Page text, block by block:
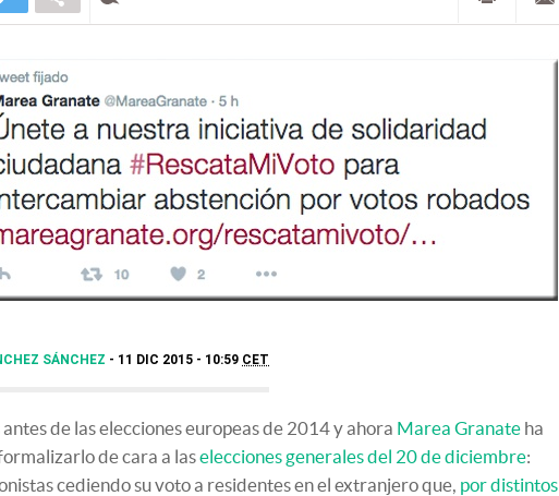
SÁNCHEZ 11 DIC 2015 - 10:59 CET
antes de las elecciones europeas de 2014 y ahora Marea Granate ha
de cara a laselecciones generales del 20 de diciembre:
cediendo su voto a residentes en el extranjero que, por distintos